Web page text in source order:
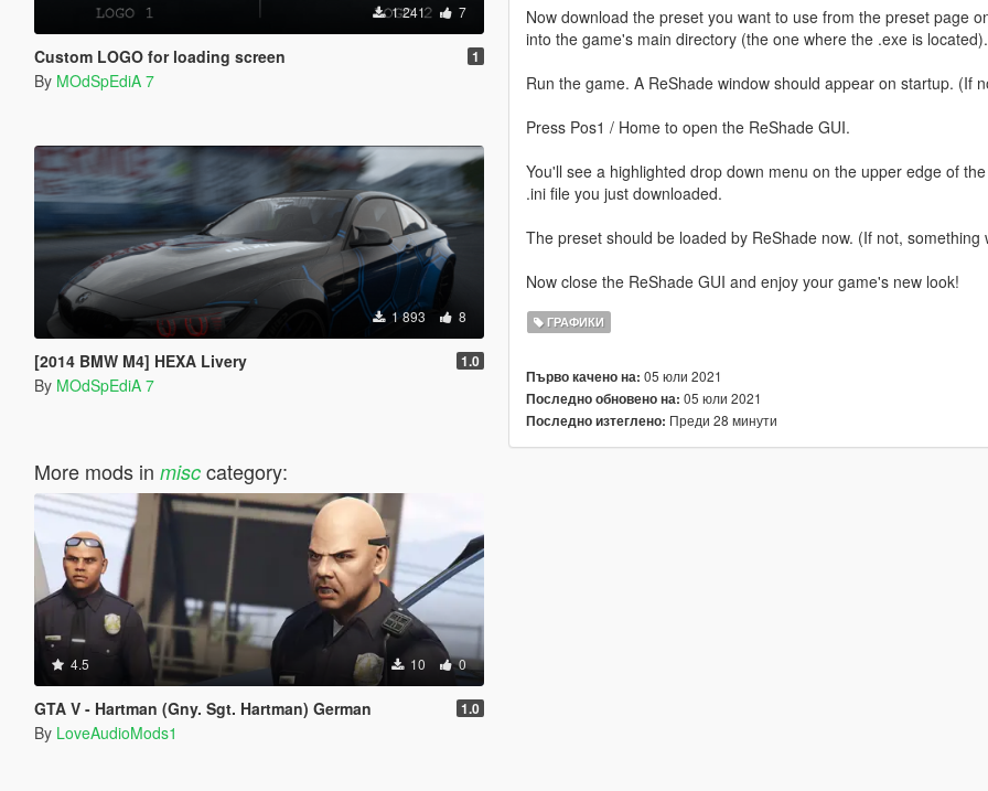
1 241 7
Custom LOGO for loading screen 1
By MOdSpEdiA 7
1 893 8
[2014 BMW M4] HEXA Livery 1.0
By MOdSpEdiA 7
More mods in misccategory:
4.5 10 0
GTA V - Hartman (Gny. Sgt. Hartman) German 1.0
By LoveAudioMods1
Now download the preset you want to use from the preset page
into the game's main directory (the one where the .exe is located).
Run the game. A ReShade window should appear on startup. (If
Press Pos1 / Home to open the ReShade GUI.
You'll see a highlighted drop down menu on the upper edge of
.ini file you just downloaded.
The preset should be loaded by ReShade now. (If not, something
Now close the ReShade GUI and enjoy your game's new look!
ГРАФИКИ
Първо качено на: 05 юли 2021
Последно обновено на: 05 юли 2021
Последно изтеглено: Преди 28 минути